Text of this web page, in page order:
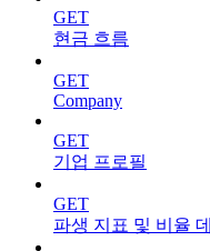
GET
현금 흐름
GET
Company
GET
기업 프로필
GET
파생 지표 및 비율